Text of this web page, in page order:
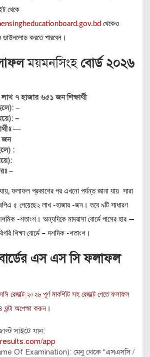
থেকে
থেকেও
ডাউনলোড করতে পারবেন।
ময়মনসিংহ বোর্ড ২০২৬
লাখ ৭ হাজার ৬৫১ জন শিক্ষার্থী
–
–
—
জন
:
–
ফলাফল প্রকাশের পর এখনো পর্যন্ত জানা যায় সারা
৫ পেয়েছে২ লাখ -হাজার -জন। তবে ৯টি সাধারণ
দশমিক -শতাংশ। অন্যদিকে মাদরাসা বোর্ডে পাসের হার —
শিক্ষা বোর্ডে – দশমিক -শতাংশ।
এস এস সি ফলাফল
রেজাল্ট ২০২৬ পূর্ণ মার্কশীট সহ রেজাল্ট পেতে ফলাফল
অপেক্ষা করুন।
সাইটে যান:
app
Of Examination): মেনু থেকে “এসএসসি /